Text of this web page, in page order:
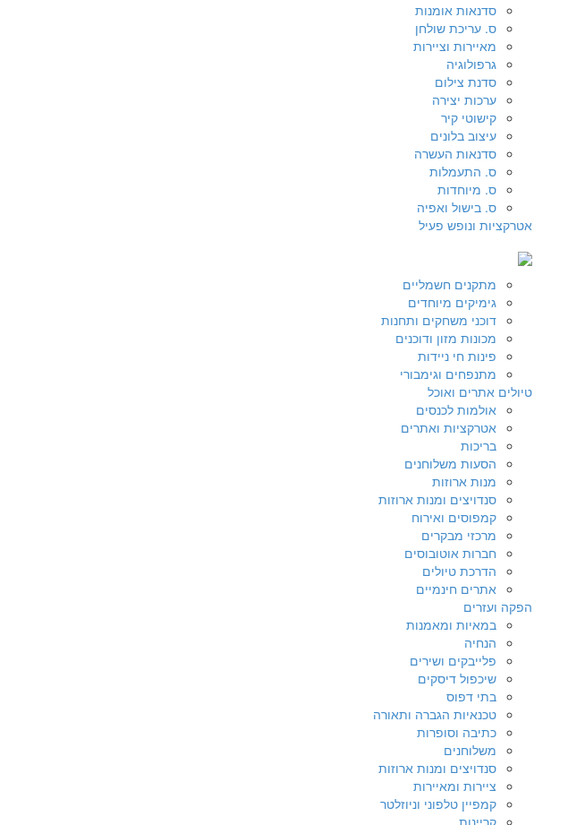
סדנאות אומנות
ס. עריכת שולחן
מאיירות וציירות
גרפולוגיה
סדנת צילום
ערכות יצירה
קישוטי קיר
עיצוב בלונים
סדנאות העשרה
ס. התעמלות
ס. מיוחדות
ס. בישול ואפיה
אטרקציות ונופש פעיל
מתקנים חשמליים
גימיקים מיוחדים
דוכני משחקים ותחנות
מכונות מזון ודוכנים
פינות חי ניידות
מתנפחים וגימבורי
טיולים אתרים ואוכל
אולמות לכנסים
אטרקציות ואתרים
בריכות
הסעות משלוחנים
מנות ארוזות
סנדויצים ומנות ארוזות
קמפוסים ואירוח
מרכזי מבקרים
חברות אוטובוסים
הדרכת טיולים
אתרים חינמיים
הפקה ועזרים
במאיות ומאמנות
הנחיה
פלייבקים ושירים
שיכפול דיסקים
בתי דפוס
טכנאיות הגברה ותאורה
כתיבה וסופרות
משלוחנים
סנדויצים ומנות ארוזות
ציירות ומאיירות
קמפיין טלפוני וניוזלטר